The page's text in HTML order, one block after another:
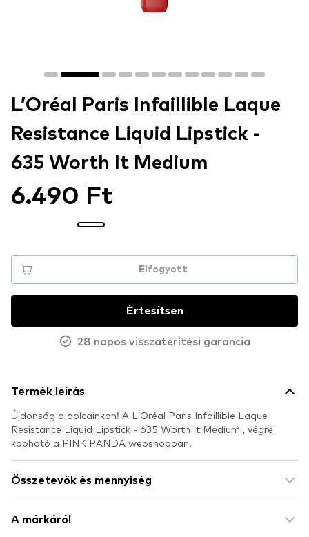
L’Oréal Paris Infaillible Laque
Resistance Liquid Lipstick -
635 Worth It Medium
6.490 Ft
Elfogyott
Értesítsen
28 napos visszatérítési garancia
Termék leírás
Újdonság a polcainkon! A L’Oréal Paris Infaillible Laque
Resistance Liquid Lipstick - 635 Worth It Medium , végre
kapható a PINK PANDA webshopban.
Összetevők és mennyiség
A márkáról